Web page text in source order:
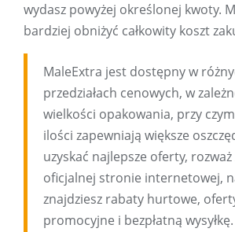
wydasz powyżej określonej kwoty.
bardziej obniżyć całkowity koszt
MaleExtra jest dostępny w
przedziałach cenowych, w
wielkości opakowania, przy
ilości zapewniają większe
uzyskać najlepsze oferty,
oficjalnej stronie internetowej,
znajdziesz rabaty hurtowe,
promocyjne i bezpłatną